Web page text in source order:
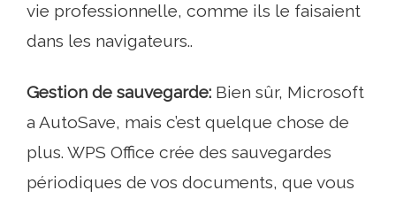
vie professionnelle, comme ils le faisaient
dans les navigateurs..
Gestion de sauvegarde: Bien sûr, Microsoft
a AutoSave, mais c’est quelque chose de
plus. WPS Office crée des sauvegardes
périodiques de vos documents, que vous